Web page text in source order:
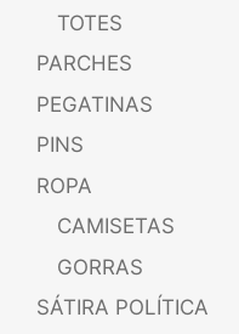
TOTES
PARCHES
PEGATINAS
PINS
ROPA
CAMISETAS
GORRAS
SÁTIRA POLÍTICA